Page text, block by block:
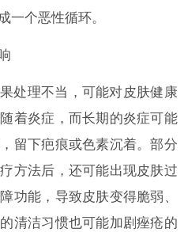
一个恶性循环。
处理不当，可能对皮肤健康
着炎症，而长期的炎症可能
留下疤痕或色素沉着。部分
方法后，还可能出现皮肤过
功能，导致皮肤变得脆弱、
清洁习惯也可能加剧痤疮的